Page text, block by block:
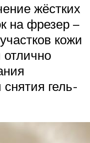
жёстких
на фрезер –
кожи
гель-